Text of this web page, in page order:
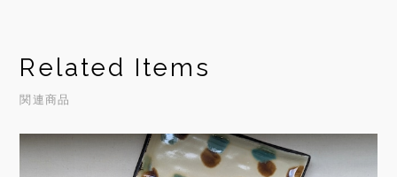
Related Items
関連商品